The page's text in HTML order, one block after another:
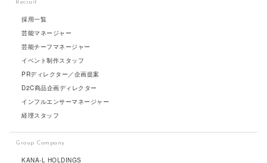
Recruit
採用一覧
芸能マネージャー
芸能チーフマネージャー
イベント制作スタッフ
PRディレクター／企画提案
D2C商品企画ディレクター
インフルエンサーマネージャー
経理スタッフ
Group Company
KANA-L HOLDINGS